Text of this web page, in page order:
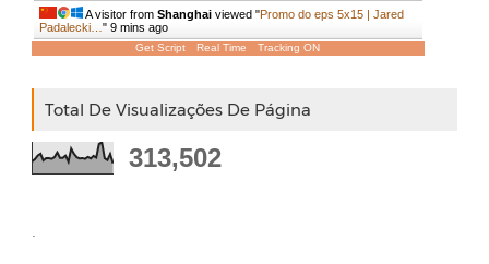
A visitor from Shanghaiviewed "Promo do eps 5x15 | Jared
Padalecki… " 9 mins ago
Get Script Real Time Tracking ON
Total De Visualizações De Página
313,502